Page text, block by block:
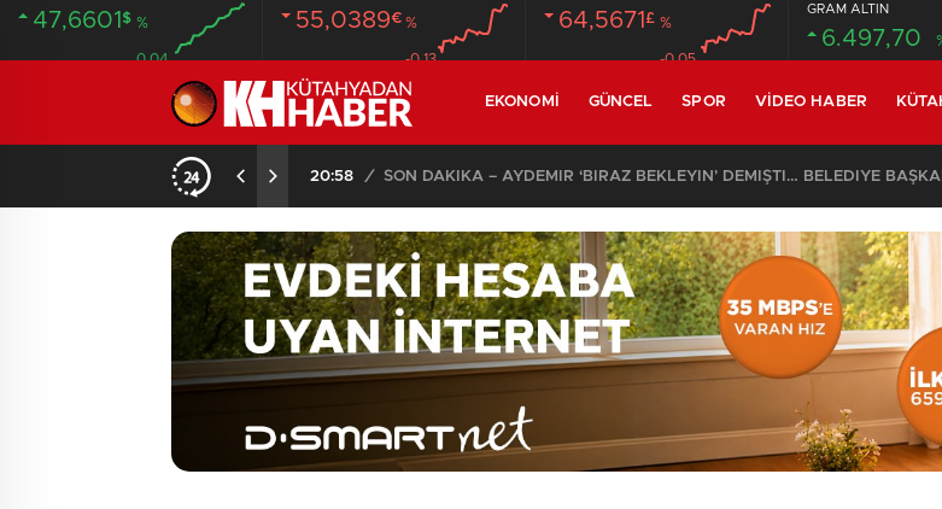
47,6601 $ %
0.04
55,0389€ %
-0.13
64,5671 £ %
-0.05
GRAM ALTIN
6.497,70
EKONOMI GÜNCEL SPOR VIDEO HABER
20:58 /